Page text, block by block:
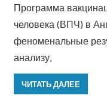
Программа
человека (ВПЧ) в
феноменальные
анализу,
ЧИТАТЬ ДАЛЕЕ